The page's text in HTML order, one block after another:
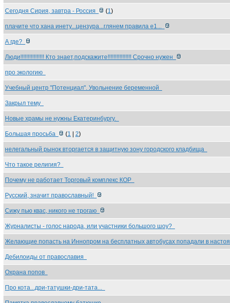
Сегодня Сирия, завтра - Россия (1)
плачите что хана инету...цензура...глянем правила е1...
А где?
Люди!!!!!!!!!!!!!!!! Кто знает,подскажите!!!!!!!!!!!!!!!! Срочно нужен
про экологию
Учебный центр "Потенциал". Увольнение беременной
Закрыл тему
Новые храмы не нужны Екатеринбургу.
Большая просьба (1 2)
нелегальный рынок вторгается в защитную зону городского кладбища
Что такое религия?
Почему не работает Торговый комплекс КОР
Русский, значит православный!
Сижу пью квас, никого не трогаю
Журналисты - голос народа, или участники большого шоу?
Желающие попасть на Иннопром на бесплатных автобусах попадали в настоя
Дебилоиды от православия
Охрана попов
Про кота...дри-татушки-дри-тата...